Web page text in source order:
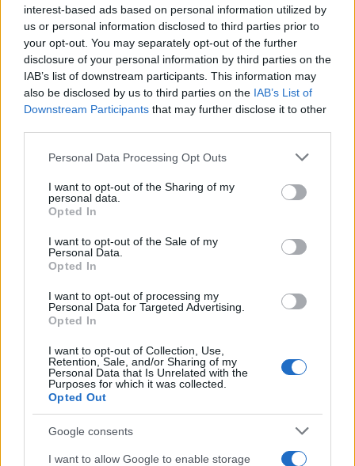
interest-based ads based on personal information utilized by
us or personal information disclosed to third parties prior to
your opt-out. You may separately opt-out of the further
disclosure of your personal information by third parties on the
IAB’s list of downstream participants. This information may
also be disclosed by us to third parties on the IAB’s List of
Downstream Participants that may further disclose it to other
Please note that this website/app uses one or more Google
not limited to your visit or usage behaviour. You may click to
grant or deny consent to Google and its third-party tags to
use your data for below specified purposes in below Google
consent section.
Personal Data Processing Opt Outs
I want to opt-out of the Sharing of my
personal data.
Opted In
I want to opt-out of the Sale of my
Personal Data.
Opted In
I want to opt-out of processing my
Personal Data for Targeted Advertising.
Opted In
I want to opt-out of Collection, Use,
Retention, Sale, and/or Sharing of my
Personal Data that Is Unrelated with the
Purposes for which it was collected.
Opted Out
Google consents
I want to allow Google to enable storage
08.05.2025 20:25
Συντακτική
Flash.gr
Νέος Πάπας ο καρδινάλιος Ρόμπερτ Φράνσις
Πρέβοστ με το όνομα Λέων 14ος - «Ειρήνη στον
κόσμο»
Πρεμποστ που έλαβε το όνομα Λέων 14ος. Τι είπε στο πρώτο
μήνυμά του.
08.05.2025 20:15